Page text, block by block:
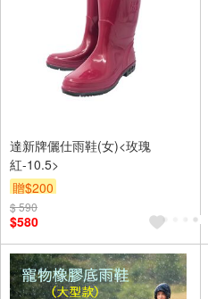
達新牌儷仕雨鞋(女)<玫瑰
紅-10.5>
贈$200
$ 590
$580